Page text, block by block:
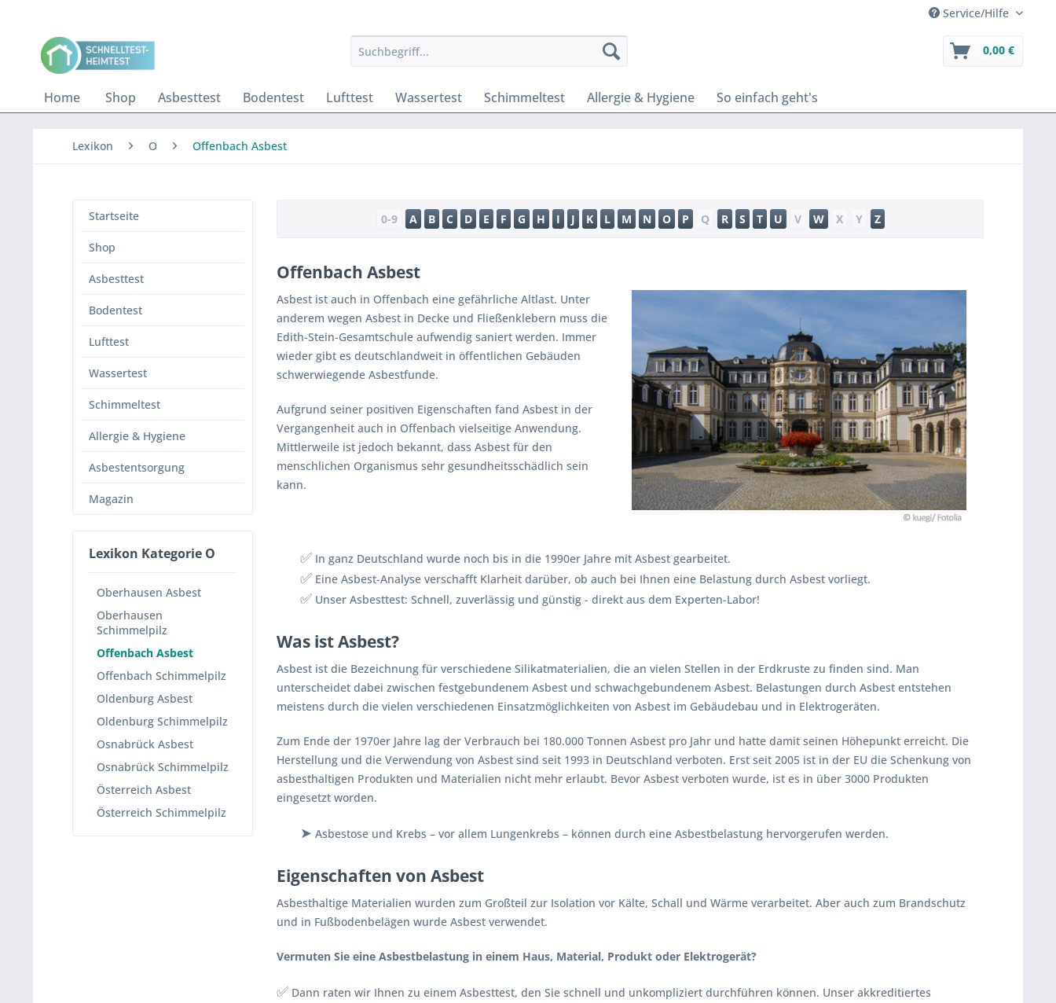
Service/Hilfe
0,00 €
Home Shop Asbesttest Bodentest Lufttest Wassertest Schimmeltest Allergie & Hygiene So einfach geht's
Lexikon O Offenbach Asbest
Startseite
Shop
Asbesttest
Bodentest
Lufttest
Wassertest
Schimmeltest
Allergie & Hygiene
Asbestentsorgung
Magazin
Lexikon Kategorie O
Oberhausen Asbest
Oberhausen
Schimmelpilz
Offenbach Asbest
Offenbach Schimmelpilz
Oldenburg Asbest
Oldenburg Schimmelpilz
Osnabrück Asbest
Osnabrück Schimmelpilz
Österreich Asbest
Österreich Schimmelpilz
0-9 A B C D E F G H I J K L M N O P Q R S T U V W X Y Z
Offenbach Asbest
Asbest ist auch in Offenbach eine gefährliche Altlast. Unter
anderem wegen Asbest in Decke und Fließenklebern muss die
Edith-Stein-Gesamtschule aufwendig saniert werden. Immer
wieder gibt es deutschlandweit in öffentlichen Gebäuden
schwerwiegende Asbestfunde.
Aufgrund seiner positiven Eigenschaften fand Asbest in der
Vergangenheit auch in Offenbach vielseitige Anwendung.
Mittlerweile ist jedoch bekannt, dass Asbest für den
menschlichen Organismus sehr gesundheitsschädlich sein
kann.
✅ In ganz Deutschland wurde noch bis in die 1990er Jahre mit Asbest gearbeitet.
✅ Eine Asbest-Analyse verschafft Klarheit darüber, ob auch bei Ihnen eine Belastung durch Asbest vorliegt.
✅ Unser Asbesttest: Schnell, zuverlässig und günstig - direkt aus dem Experten-Labor!
Was ist Asbest?
Asbest ist die Bezeichnung für verschiedene Silikatmaterialien, die an vielen Stellen in der Erdkruste zu finden sind. Man
unterscheidet dabei zwischen festgebundenem Asbest und schwachgebundenem Asbest. Belastungen durch Asbest entstehen
meistens durch die vielen verschiedenen Einsatzmöglichkeiten von Asbest im Gebäudebau und in Elektrogeräten.
Zum Ende der 1970er Jahre lag der Verbrauch bei 180.000 Tonnen Asbest pro Jahr und hatte damit seinen Höhepunkt erreicht. Die
Herstellung und die Verwendung von Asbest sind seit 1993 in Deutschland verboten. Erst seit 2005 ist in der EU die Schenkung von
asbesthaltigen Produkten und Materialien nicht mehr erlaubt. Bevor Asbest verboten wurde, ist es in über 3000 Produkten
eingesetzt worden.
➤ Asbestose und Krebs – vor allem Lungenkrebs – können durch eine Asbestbelastung hervorgerufen werden.
Eigenschaften von Asbest
Asbesthaltige Materialien wurden zum Großteil zur Isolation vor Kälte, Schall und Wärme verarbeitet. Aber auch zum Brandschutz
und in Fußbodenbelägen wurde Asbest verwendet.
Vermuten Sie eine Asbestbelastung in einem Haus, Material, Produkt oder Elektrogerät?
✅ Dann raten wir Ihnen zu einem Asbesttest, den Sie schnell und unkompliziert durchführen können. Unser akkreditiertes